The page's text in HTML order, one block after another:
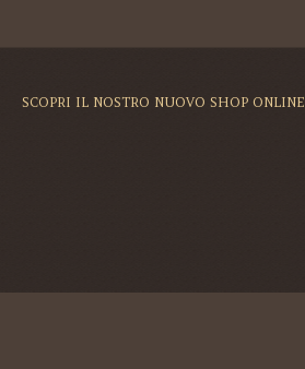
SCOPRI IL NOSTRO NUOVO SHOP ONLINE